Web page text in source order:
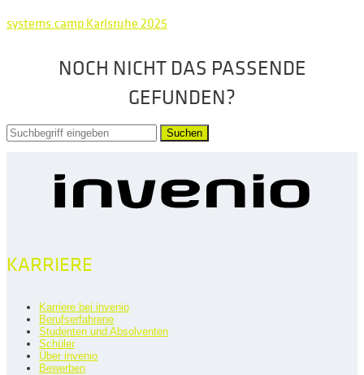
systems.camp Karlsruhe 2025
NOCH NICHT DAS PASSENDE
GEFUNDEN?
Suchen
KARRIERE
Karriere bei invenio
Berufserfahrene
Studenten und Absolventen
Schüler
Über invenio
Bewerben